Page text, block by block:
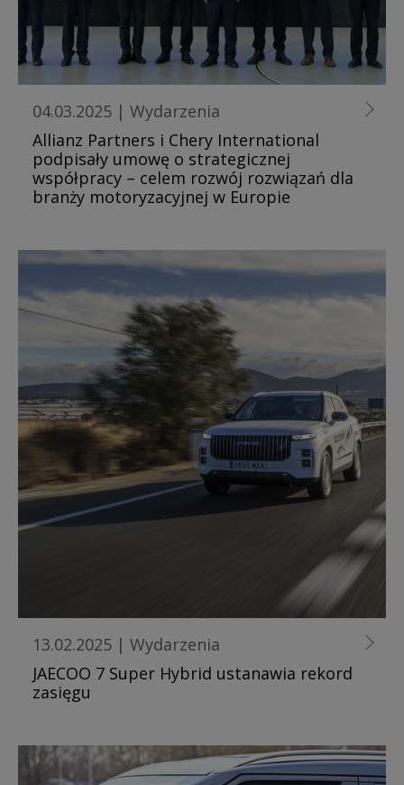
04.03.2025 | Wydarzenia
Allianz Partners i Chery International
podpisały umowę o strategicznej
współpracy – celem rozwój rozwiązań dla
branży motoryzacyjnej w Europie
13.02.2025 | Wydarzenia
JAECOO 7 Super Hybrid ustanawia rekord
zasięgu